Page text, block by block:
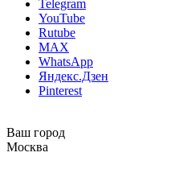
Telegram
YouTube
Rutube
MAX
WhatsApp
Яндекс.Дзен
Pinterest
Ваш город
Москва